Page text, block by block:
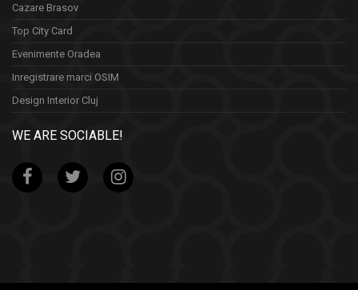
Cazare Brasov
Top City Card
Evenimente Oradea
Inregistrare marci OSIM
Design Interior Cluj
WE ARE SOCIABLE!